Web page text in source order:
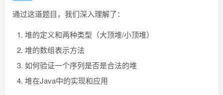
通过这道题目，我们深入理解了：
堆的定义和两种类型（大顶堆/小顶堆）
堆的数组表示方法
如何验证一个序列是否是合法的堆
堆在Java中的实现和应用